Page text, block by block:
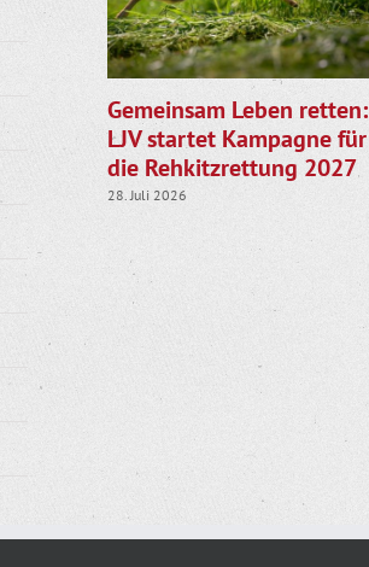
Gemeinsam Leben retten:
LJV startet Kampagne für
die Rehkitzrettung 2027
28. Juli 2026